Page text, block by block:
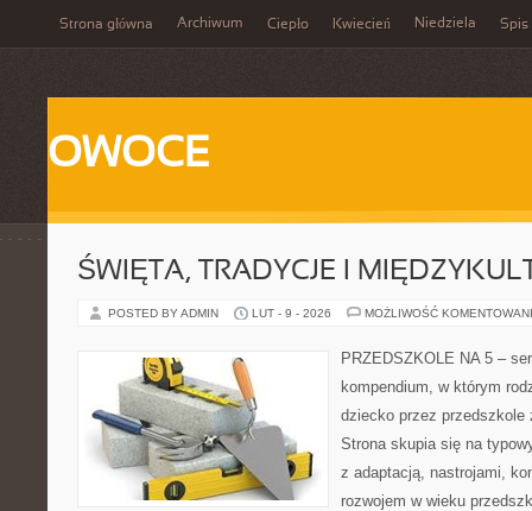
Strona główna Archiwum Ciepło Kwiecień Niedziela Spis
OWOCE
ŚWIĘTA, TRADYCJE I
POSTED BY ADMIN LUT - 9 - 2026 MOŻLIWOŚĆ
PRZEDSZKOLE NA 5 –
kompendium, w którym
dziecko przez przedszkole
Strona skupia się na
z adaptacją, nastrojami,
rozwojem w wieku